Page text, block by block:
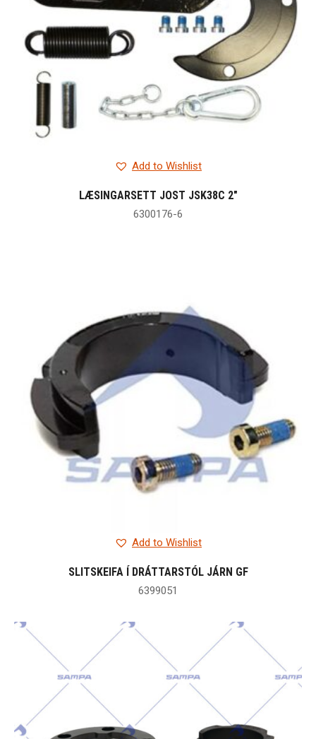
Add to Wishlist
LÆSINGARSETT JOST JSK38C 2″
6300176-6
Add to Wishlist
SLITSKEIFA Í DRÁTTARSTÓL JÁRN GF
6399051